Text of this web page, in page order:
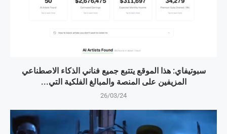
سبوتيفاي: هذا الموقع يتتبع جميع فناني الذكاء الاصطناعي
المزيفين على المنصة والمبالغ الفلكية التي...
26/03/24